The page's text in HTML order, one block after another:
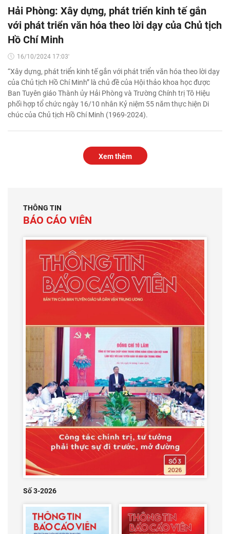
Hải Phòng: Xây dựng, phát triển kinh tế gắn
với phát triển văn hóa theo lời dạy của Chủ tịch
Hồ Chí Minh
16/10/2024 17:03'
“Xây dựng, phát triển kinh tế gắn với phát triển văn hóa theo lời dạy
của Chủ tịch Hồ Chí Minh” là chủ đề của Hội thảo khoa học được
Ban Tuyên giáo Thành ủy Hải Phòng và Trường Chính trị Tô Hiệu
phối hợp tổ chức ngày 16/10 nhân Kỷ niệm 55 năm thực hiện Di
chúc của Chủ tịch Hồ Chí Minh (1969-2024).
Xem thêm
THÔNG TIN
BÁO CÁO VIÊN
Số 3-2026